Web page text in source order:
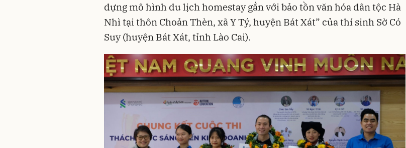
dựng mô hình du lịch homestay gắn với bảo tồn văn hóa dân tộc Hà
Nhì tại thôn Choản Thèn, xã Y Tý, huyện Bát Xát” của thí sinh Sờ Có
Suy (huyện Bát Xát, tỉnh Lào Cai).